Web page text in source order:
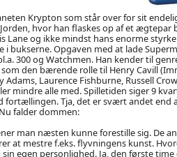
Krypton som står over for sit
hvor han flaskes op af et ægtepar
Lane og ikke mindst hans enorme
bukserne. Opgaven med at lade
300 og Watchmen. Han kender til
den bærende rolle til Henry Cavill
Laurence Fishburne, Russell
mindre alle med. Spilletiden siger 9
Tja, det er svært andet end
falder dommen:
man næsten kunne forestille sig. De
at mestre f.eks. flyvningens kunst.
egen personlighed. Ja, den første